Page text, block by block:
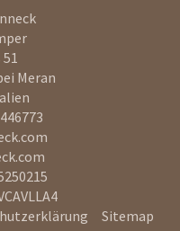
Meran
Sitemap